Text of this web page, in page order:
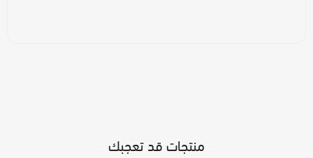
منتجات قد تعجبك